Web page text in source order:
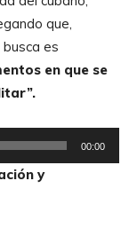
que,
es
en que se
00:00
y